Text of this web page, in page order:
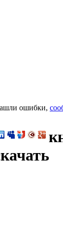
ошибки,